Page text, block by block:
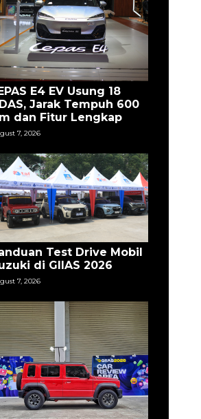
E4 EV Usung 18
Jarak Tempuh 600
dan Fitur Lengkap
7, 2026
Test Drive Mobil
di GIIAS 2026
7, 2026